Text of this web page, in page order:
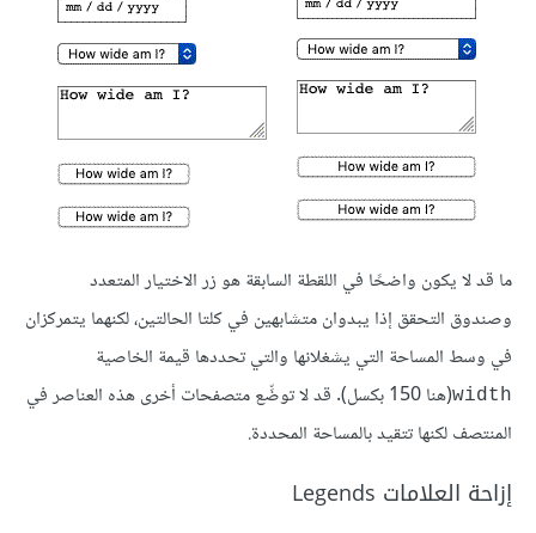
ما قد لا يكون واضحًا في اللقطة السابقة هو زر الاختيار المتعدد
وصندوق التحقق إذا يبدوان متشابهين في كلتا الحالتين، لكنهما يتمركزان
في وسط المساحة التي يشغلانها والتي تحددها قيمة الخاصية
width
(هنا 150 بكسل). قد لا توضِّع متصفحات أخرى هذه العناصر في
المنتصف لكنها تتقيد بالمساحة المحددة.
إزاحة العلامات Legends